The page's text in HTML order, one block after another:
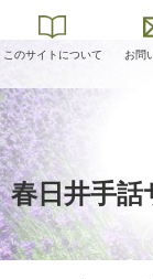
このサイトについて お問
春日井手